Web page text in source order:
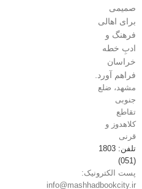
صمیمی
برای اهالی
فرهنگ و
ادبِ خطه
خراسان
فراهم آورد.
مشهد، ضلع
جنوبی
تقاطع
کلاهدوز و
قرنی
تلفن: 1803
(051)
پست الکترونیک:
info@mashhadbookcity.ir